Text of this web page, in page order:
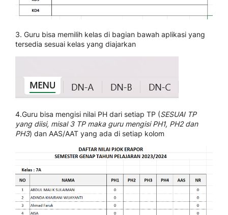
3. Guru bisa memilih kelas di bagian bawah aplikasi yang
tersedia sesuai kelas yang diajarkan
4.Guru bisa mengisi nilai PH dari setiap TP (SESUAI TP
yang diisi, misal 3 TP maka guru mengisi PH1, PH2 dan
PH3) dan AAS/AAT yang ada di setiap kolom